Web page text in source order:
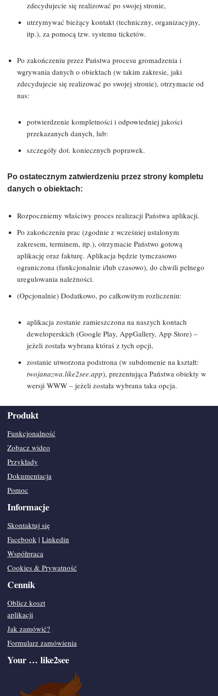
zdecydujecie się realizować po swojej stronie,
utrzymywać bieżący kontakt (techniczny, organizacyjny,
itp.), za pomocą tzw. systemu ticketów.
Po zakończeniu przez Państwa procesu gromadzenia i
wgrywania danych o obiektach (w takim zakresie, jaki
zdecydujecie się realizować po swojej stronie), otrzymacie od
nas:
potwierdzenie kompletności i odpowiedniej jakości
przekazanych danych, lub:
szczegóły dot. koniecznych poprawek.
Po ostatecznym zatwierdzeniu przez strony kompletu
danych o obiektach:
Rozpoczniemy właściwy proces realizacji Państwa aplikacji.
Po zakończeniu prac (zgodnie z wcześniej ustalonym
zakresem, terminem, itp.), otrzymacie Państwo gotową
aplikację oraz fakturę. Aplikacja będzie tymczasowo
ograniczona (funkcjonalnie i/lub czasowo), do chwili pełnego
uregulowania należności.
(Opcjonalnie) Dodatkowo, po całkowitym rozliczeniu:
aplikacja zostanie zamieszczona na naszych kontach
deweloperskich (Google Play, AppGallery, App Store) –
jeżeli została wybrana któraś z tych opcji,
zostanie utworzona podstrona (w subdomenie na kształt:
twojanazwa.like2see.app), prezentująca Państwa obiekty w
wersji WWW – jeżeli została wybrana taka opcja.
Produkt
Funkcjonalność
Zobacz wideo
Przykłady
Dokumentacja
Pomoc
Informacje
Skontaktuj się
Facebook | Linkedin
Współpraca
Cookies & Prywatność
Cennik
Oblicz koszt
aplikacji
Jak zamówić?
Formularz zamówienia
Your … like2see